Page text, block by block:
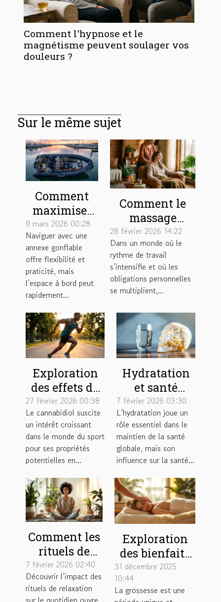
Comment l'hypnose et le
magnétisme peuvent soulager vos
douleurs ?
Sur le même sujet
Comment
maximiser
l'espace à
bord de votre
annexe
gonflable ?
9 mars 2026 00:28
Naviguer avec une
annexe gonflable
offre flexibilité et
praticité, mais
l’espace à bord peut
rapidement...
Comment le
massage
favorise-t-il
l’équilibre vie
professionnelle
et personnelle
?
28 février 2026 14:22
Dans un monde où le
rythme de travail
s’intensifie et où les
obligations personnelles
se multiplient,...
Exploration
des effets du
cannabidiol
sur la
prévention
des blessures
sportives
27 février 2026 00:38
Le cannabidiol suscite
un intérêt croissant
dans le monde du sport
pour ses propriétés
potentielles en...
Hydratation
et santé
cranienne :
liens et
conseils
pratiques
7 février 2026 03:30
L’hydratation joue un
rôle essentiel dans le
maintien de la santé
globale, mais son
influence sur la santé...
Comment les
rituels de
relaxation
peuvent
transformer
7 février 2026 02:40
Découvrir l’impact des
rituels de relaxation
Exploration
des bienfaits
de la
massothérapie
pour les
31 décembre 2025
10:44
La grossesse est une